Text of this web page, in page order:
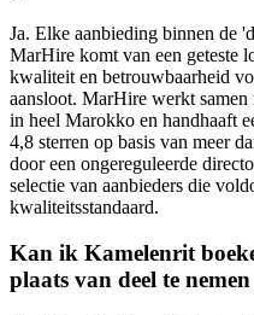
Ja. Elke aanbieding binnen de
MarHire komt van een geteste
kwaliteit en betrouwbaarheid
aansloot. MarHire werkt samen
in heel Marokko en handhaaft
4,8 sterren op basis van meer
door een ongereguleerde
selectie van aanbieders die
kwaliteitsstandaard.
Kan ik Kamelenrit
plaats van deel te